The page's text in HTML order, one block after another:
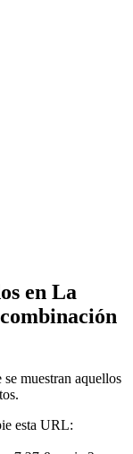
en La
se muestran aquellos
esta URL: